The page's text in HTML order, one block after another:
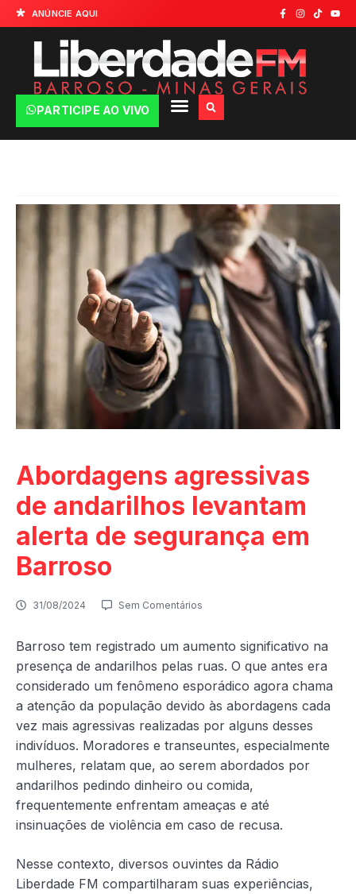
ANÚNCIE AQUI
PARTICIPE AO VIVO
Abordagens agressivas
de andarilhos levantam
alerta de segurança em
Barroso
31/08/2024 Sem Comentários
Barroso tem registrado um aumento significativo na
presença de andarilhos pelas ruas. O que antes era
considerado um fenômeno esporádico agora chama
a atenção da população devido às abordagens cada
vez mais agressivas realizadas por alguns desses
indivíduos. Moradores e transeuntes, especialmente
mulheres, relatam que, ao serem abordados por
andarilhos pedindo dinheiro ou comida,
frequentemente enfrentam ameaças e até
insinuações de violência em caso de recusa.
Nesse contexto, diversos ouvintes da Rádio
Liberdade FM compartilharam suas experiências,